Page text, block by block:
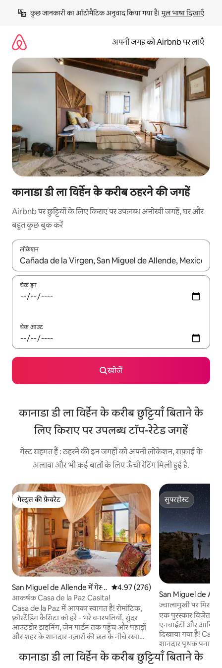
छोड़कर
कॉन्टेंट
कुछ जानकारी का ऑटोमैटिक अनुवाद किया गया है। मूल भाषा दिखाएँ
अपनी जगह को Airbnb पर लाएँ
कानाडा डी ला विर्हेन के करीब ठहरने की जगहें
Airbnb पर छुट्टियों के लिए किराए पर उपलब्ध अनोखी जगहें, घर और
बहुत कुछ बुक करें
लोकेशन
नतीजों के उपलब्ध होने पर, अप और डाउन 'ऐरो की' का इस्तेमाल करके नेविगेट
चेक इन
चेक आउट
खोजें
कानाडा डी ला विर्हेन के करीब छुट्टियाँ बिताने के
लिए किराए पर उपलब्ध टॉप-रेटेड जगहें
गेस्ट सहमत हैं : ठहरने की इन जगहों को अपनी लोकेशन, सफ़ाई के
अलावा और भी कई बातों के लिए ऊँची रेटिंग मिली हुई है.
गेस्ट्स की फ़ेवरेट
गेस्ट्स की फ़ेवरेट
San Miguel de Allende में गेस्ट
हाउस
औसत रेटिंग 5 में से 4.97, 276 समीक्षाएँ
4.97 (276)
आकर्षक Casa de la Paz Casita!
Casa de la Paz में आपका स्वागत है! रोमांटिक,
फ़्रीस्टैंडिंग कैसिटा को हरे - भरे वनस्पतियों, सुंदर
आउटडोर डाइनिंग, ज़ेन गार्डन तक पहुँच और पहाड़ों
और शहर के शानदार नज़ारों की छत के नीचे रखा
हर चीज़ के करीब, फिर भी शांति से अलग। कॉफ़ी,
चाय, फल और अन्य चीज़ों से भरा यह घर घर से दूर
सुपरहोस्ट
सुपरहोस्ट
San Miguel de
ज्वालामुखी पर मिरर
एक पुरस्कार विजेता घर
एनवाईटी और
दिखाया गया है!
शानदार पृथक
ज्वालामुखी की ढलानों
मिगुएल डी एलेंडे से
कानाडा डी ला विर्हेन के करीब छुट्टियाँ बिताने के